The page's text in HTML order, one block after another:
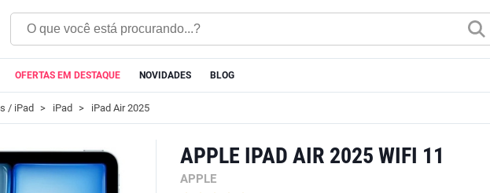
OFERTAS EM DESTAQUE NOVIDADES BLOG
/ iPad iPad iPad Air 2025
APPLE IPAD AIR 2025 WIFI 11
APPLE